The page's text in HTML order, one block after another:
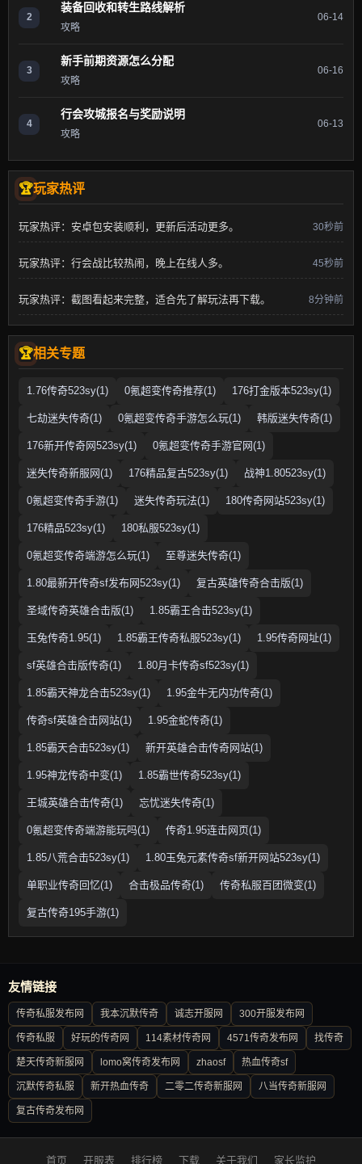
2
装备回收和转生路线解析
攻略
06-14
3
新手前期资源怎么分配
攻略
06-16
4
行会攻城报名与奖励说明
攻略
06-13
玩家热评
玩家热评：安卓包安装顺利，更新后活动更多。 30秒前
玩家热评：行会战比较热闹，晚上在线人多。 45秒前
玩家热评：截图看起来完整，适合先了解玩法再下载。 8分钟前
相关专题
1.76传奇523sy(1) 0氪超变传奇推荐(1) 176打金版本523sy(1)
七劫迷失传奇(1) 0氪超变传奇手游怎么玩(1) 韩版迷失传奇(1)
176新开传奇网523sy(1) 0氪超变传奇手游官网(1)
迷失传奇新服网(1) 176精品复古523sy(1) 战神1.80523sy(1)
0氪超变传奇手游(1) 迷失传奇玩法(1) 180传奇网站523sy(1)
176精品523sy(1) 180私服523sy(1)
0氪超变传奇端游怎么玩(1) 至尊迷失传奇(1)
1.80最新开传奇sf发布网523sy(1) 复古英雄传奇合击版(1)
圣域传奇英雄合击版(1) 1.85霸王合击523sy(1)
玉兔传奇1.95(1) 1.85霸王传奇私服523sy(1) 1.95传奇网址(1)
sf英雄合击版传奇(1) 1.80月卡传奇sf523sy(1)
1.85霸天神龙合击523sy(1) 1.95金牛无内功传奇(1)
传奇sf英雄合击网站(1) 1.95金蛇传奇(1)
1.85霸天合击523sy(1) 新开英雄合击传奇网站(1)
1.95神龙传奇中变(1) 1.85霸世传奇523sy(1)
王城英雄合击传奇(1) 忘忧迷失传奇(1)
0氪超变传奇端游能玩吗(1) 传奇1.95连击网页(1)
1.85八荒合击523sy(1) 1.80玉兔元素传奇sf新开网站523sy(1)
单职业传奇回忆(1) 合击极品传奇(1) 传奇私服百团微变(1)
复古传奇195手游(1)
友情链接
传奇私服发布网 我本沉默传奇 诚志开服网 300开服发布网
传奇私服 好玩的传奇网 114素材传奇网 4571传奇发布网 找传奇
楚天传奇新服网 lomo窝传奇发布网 zhaosf 热血传奇sf
沉默传奇私服 新开热血传奇 二零二传奇新服网 八当传奇新服网
复古传奇发布网
首页 开服表 排行榜 下载 关于我们 家长监护